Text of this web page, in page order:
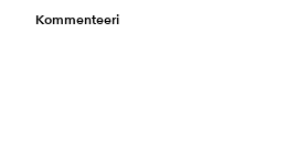
Kommenteeri